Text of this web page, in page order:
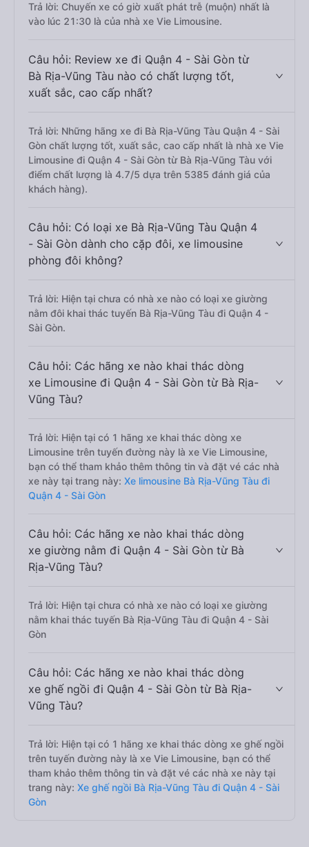
Trả lời: Chuyến xe có giờ xuất phát trễ (muộn) nhất là
vào lúc 21:30 là của nhà xe Vie Limousine.
Câu hỏi: Review xe đi Quận 4 - Sài Gòn từ
Bà Rịa-Vũng Tàu nào có chất lượng tốt,
xuất sắc, cao cấp nhất?
Trả lời: Những hãng xe đi Bà Rịa-Vũng Tàu Quận 4 - Sài
Gòn chất lượng tốt, xuất sắc, cao cấp nhất là nhà xe Vie
Limousine đi Quận 4 - Sài Gòn từ Bà Rịa-Vũng Tàu với
điểm chất lượng là 4.7/5 dựa trên 5385 đánh giá của
khách hàng).
Câu hỏi: Có loại xe Bà Rịa-Vũng Tàu Quận 4
- Sài Gòn dành cho cặp đôi, xe limousine
phòng đôi không?
Trả lời: Hiện tại chưa có nhà xe nào có loại xe giường
nằm đôi khai thác tuyến Bà Rịa-Vũng Tàu đi Quận 4 -
Sài Gòn.
Câu hỏi: Các hãng xe nào khai thác dòng
xe Limousine đi Quận 4 - Sài Gòn từ Bà Rịa-
Vũng Tàu?
Trả lời: Hiện tại có 1 hãng xe khai thác dòng xe
Limousine trên tuyến đường này là xe Vie Limousine,
bạn có thể tham khảo thêm thông tin và đặt vé các nhà
xe này tại trang này: Xe limousine Bà Rịa-Vũng Tàu đi
Quận 4 - Sài Gòn
Câu hỏi: Các hãng xe nào khai thác dòng
xe giường nằm đi Quận 4 - Sài Gòn từ Bà
Rịa-Vũng Tàu?
Trả lời: Hiện tại chưa có nhà xe nào có loại xe giường
nằm khai thác tuyến Bà Rịa-Vũng Tàu đi Quận 4 - Sài
Gòn
Câu hỏi: Các hãng xe nào khai thác dòng
xe ghế ngồi đi Quận 4 - Sài Gòn từ Bà Rịa-
Vũng Tàu?
Trả lời: Hiện tại có 1 hãng xe khai thác dòng xe ghế ngồi
trên tuyến đường này là xe Vie Limousine, bạn có thể
tham khảo thêm thông tin và đặt vé các nhà xe này tại
trang này: Xe ghế ngồi Bà Rịa-Vũng Tàu đi Quận 4 - Sài
Gòn